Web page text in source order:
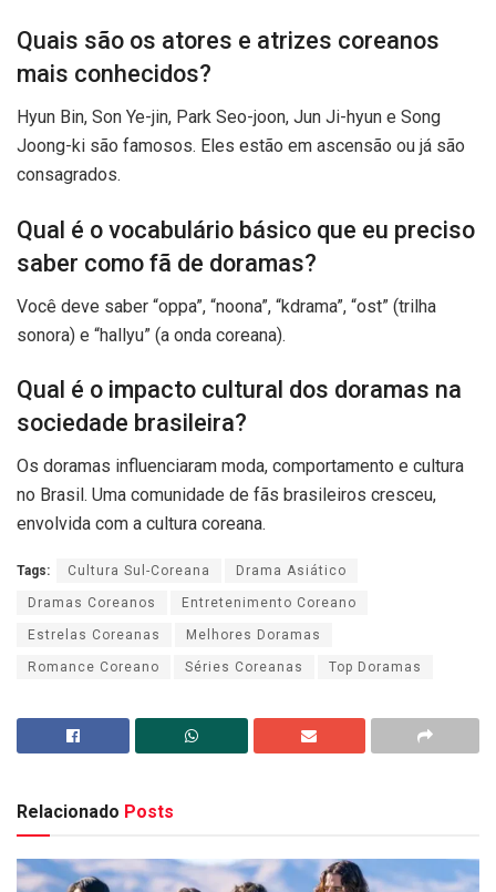
Quais são os atores e atrizes coreanos
mais conhecidos?
Hyun Bin, Son Ye-jin, Park Seo-joon, Jun Ji-hyun e Song
Joong-ki são famosos. Eles estão em ascensão ou já são
consagrados.
Qual é o vocabulário básico que eu preciso
saber como fã de doramas?
Você deve saber “oppa”, “noona”, “kdrama”, “ost” (trilha
sonora) e “hallyu” (a onda coreana).
Qual é o impacto cultural dos doramas na
sociedade brasileira?
Os doramas influenciaram moda, comportamento e cultura
no Brasil. Uma comunidade de fãs brasileiros cresceu,
envolvida com a cultura coreana.
Tags: Cultura Sul-Coreana Drama Asiático
Dramas Coreanos Entretenimento Coreano
Estrelas Coreanas Melhores Doramas
Romance Coreano Séries Coreanas Top Doramas
Relacionado Posts